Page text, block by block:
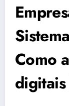
Como